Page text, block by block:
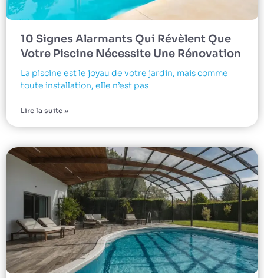
10 Signes Alarmants Qui Révèlent Que
Votre Piscine Nécessite Une Rénovation
La piscine est le joyau de votre jardin, mais comme
toute installation, elle n’est pas
Lire la suite »